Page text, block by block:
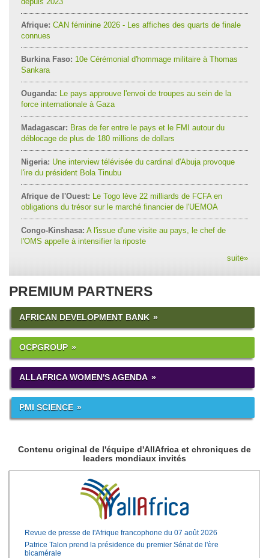
Afrique: CAN féminine 2026 - Les affiches des quarts de finale
connues
Burkina Faso: 10e Cérémonial d'hommage militaire à Thomas
Sankara
Ouganda: Le pays approuve l'envoi de troupes au sein de la
force internationale à Gaza
Madagascar: Bras de fer entre le pays et le FMI autour du
déblocage de plus de 180 millions de dollars
Nigeria: Une interview télévisée du cardinal d'Abuja provoque
l'ire du président Bola Tinubu
Afrique de l'Ouest: Le Togo lève 22 milliards de FCFA en
obligations du trésor sur le marché financier de l'UEMOA
Congo-Kinshasa: A l'issue d'une visite au pays, le chef de
l'OMS appelle à intensifier la riposte
suite»
PREMIUM PARTNERS
AFRICAN DEVELOPMENT BANK
OCPGROUP
ALLAFRICA WOMEN'S AGENDA
PMI SCIENCE
Contenu original de l'équipe d'AllAfrica et chroniques de
leaders mondiaux invités
Revue de presse de l'Afrique francophone du 07 août 2026
Patrice Talon prend la présidence du premier Sénat de l'ère
bicamérale